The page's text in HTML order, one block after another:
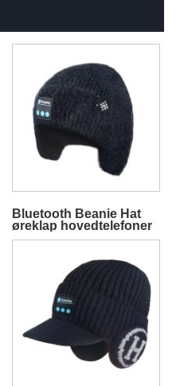
Bluetooth Beanie Hat
øreklap hovedtelefoner